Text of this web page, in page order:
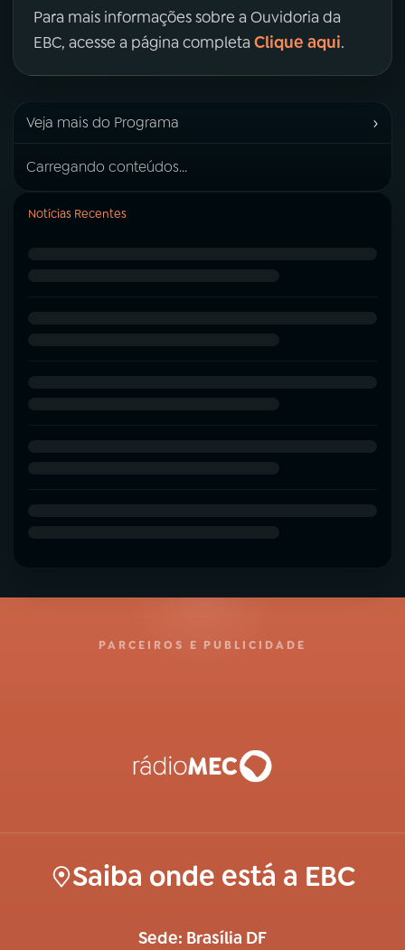
Para mais informações sobre a Ouvidoria da
EBC, acesse a página completa Clique aqui.
Veja mais do Programa ›
Carregando conteúdos...
Notícias Recentes
PARCEIROS E PUBLICIDADE
Saiba onde está a EBC
Sede: Brasília DF